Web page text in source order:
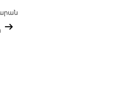
arrow_right_alt